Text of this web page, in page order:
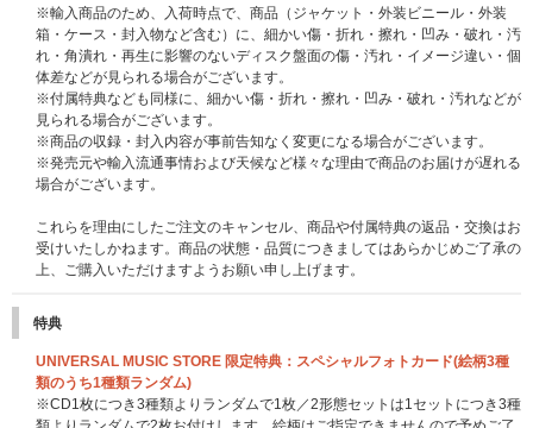
※輸入商品のため、入荷時点で、商品（ジャケット・外装ビニール・外装
箱・ケース・封入物など含む）に、細かい傷・折れ・擦れ・凹み・破れ・汚
れ・角潰れ・再生に影響のないディスク盤面の傷・汚れ・イメージ違い・個
体差などが見られる場合がございます。
※付属特典なども同様に、細かい傷・折れ・擦れ・凹み・破れ・汚れなどが
見られる場合がございます。
※商品の収録・封入内容が事前告知なく変更になる場合がございます。
※発売元や輸入流通事情および天候など様々な理由で商品のお届けが遅れる
場合がございます。
これらを理由にしたご注文のキャンセル、商品や付属特典の返品・交換はお
受けいたしかねます。商品の状態・品質につきましてはあらかじめご了承の
上、ご購入いただけますようお願い申し上げます。
特典
UNIVERSAL MUSIC STORE 限定特典：スペシャルフォトカード(絵柄3種
類のうち1種類ランダム)
※CD1枚につき3種類よりランダムで1枚／2形態セットは1セットにつき3種